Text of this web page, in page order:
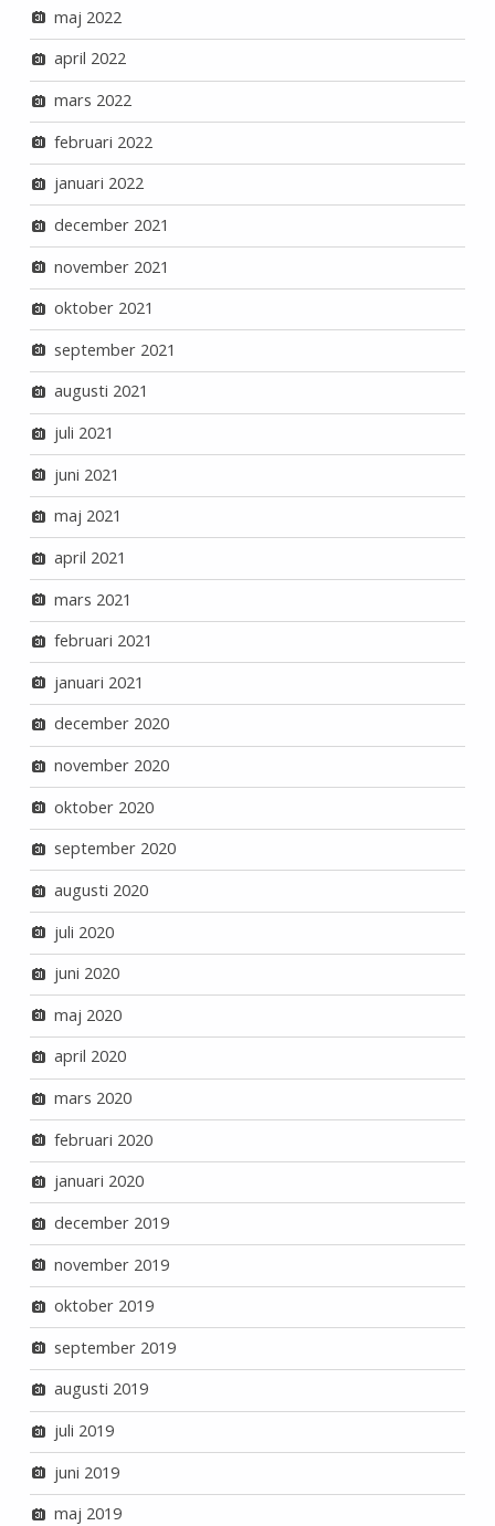
maj 2022
april 2022
mars 2022
februari 2022
januari 2022
december 2021
november 2021
oktober 2021
september 2021
augusti 2021
juli 2021
juni 2021
maj 2021
april 2021
mars 2021
februari 2021
januari 2021
december 2020
november 2020
oktober 2020
september 2020
augusti 2020
juli 2020
juni 2020
maj 2020
april 2020
mars 2020
februari 2020
januari 2020
december 2019
november 2019
oktober 2019
september 2019
augusti 2019
juli 2019
juni 2019
maj 2019